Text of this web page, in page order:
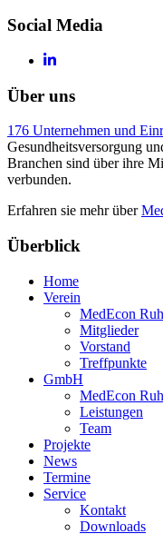
Social Media
Über uns
176 Unternehmen und
Gesundheitsversorgung
Branchen sind über ihre
verbunden.
Erfahren sie mehr über
Überblick
Home
Verein
MedEcon
Mitglieder
Vorstand
Treffpunkte
GmbH
MedEcon
Leistungen
Team
Projekte
News
Termine
Service
Kontakt
Downloads